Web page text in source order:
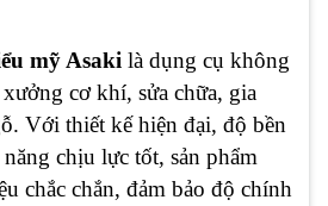
mỹ Asaki là dụng cụ không
cơ khí, sửa chữa, gia
Với thiết kế hiện đại, độ bền
chịu lực tốt, sản phẩm
chắc chắn, đảm bảo độ chính